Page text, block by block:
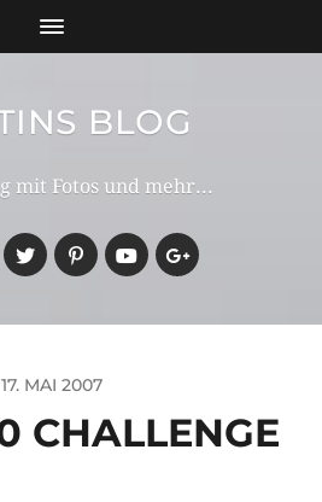
BLOG
mit Fotos und mehr...
17. MAI 2007
CHALLENGE